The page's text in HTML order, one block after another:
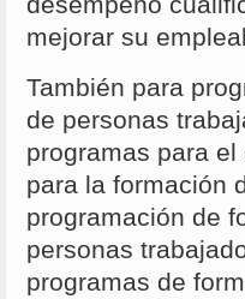
mejorar su
También para
de personas
programas para
para la formación
programación de
personas
programas de